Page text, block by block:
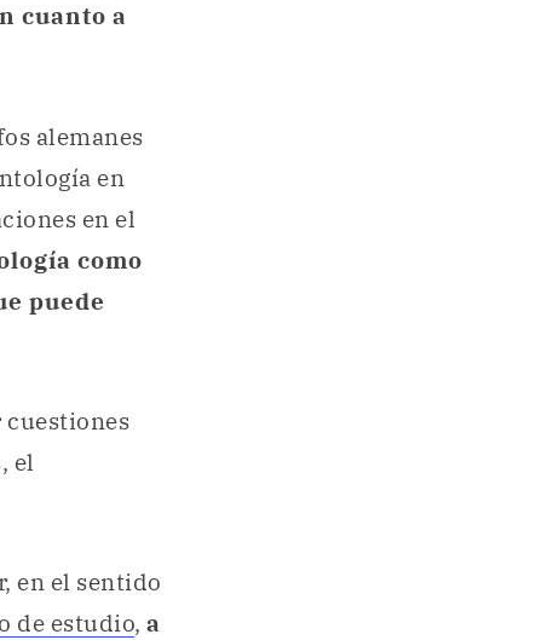
cuanto a
alemanes
en
en el
como
puede
cuestiones
el
en el sentido
de estudio, a